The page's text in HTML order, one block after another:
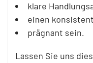
klare
einen
prägnant sein.
Lassen Sie uns